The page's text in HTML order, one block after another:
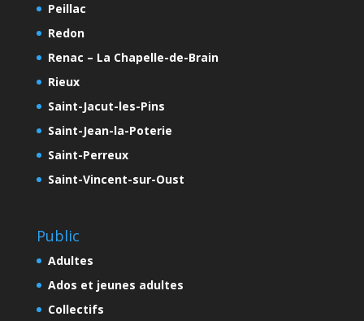
Peillac
Redon
Renac – La Chapelle-de-Brain
Rieux
Saint-Jacut-les-Pins
Saint-Jean-la-Poterie
Saint-Perreux
Saint-Vincent-sur-Oust
Public
Adultes
Ados et jeunes adultes
Collectifs